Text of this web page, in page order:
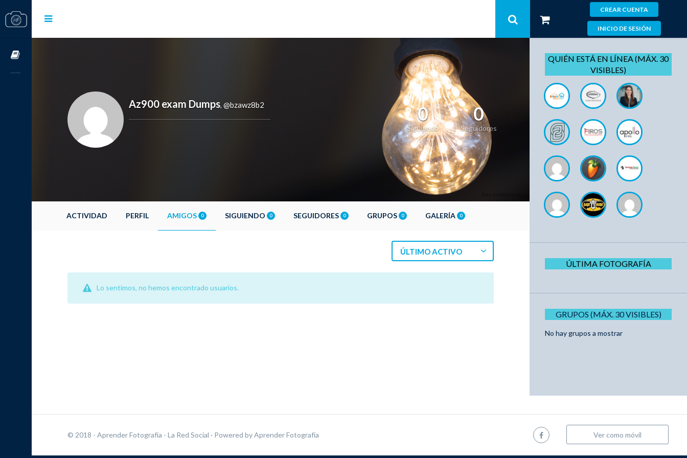
CREAR CUENTA
INICIO DE SESIÓN
Az900 exam Dumps, @bzawz8b2 0
Siguiendo
0
Seguidores
ACTIVIDAD PERFIL AMIGOS 0 SIGUIENDO 0 SEGUIDORES 0 GRUPOS 0 GALERÍA 0
ÚLTIMO ACTIVO
Lo sentimos, no hemos encontrado usuarios.
QUIÉN ESTÁ EN LÍNEA (MÁX. 30
VISIBLES)
ÚLTIMA FOTOGRAFÍA
GRUPOS (MÁX. 30 VISIBLES)
No hay grupos a mostrar
© 2018 - Aprender Fotografía - La Red Social · Powered byAprender Fotografía